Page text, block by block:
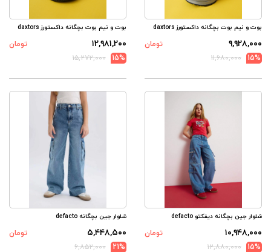
بوت و نیم بوت بچگانه داکستورز daxtors
۹,۹۲۸,۰۰۰
تومان
15%
۱۱,۶۸۰,۰۰۰
بوت و نیم بوت بچگانه داکستورز daxtors
۱۲,۹۸۱,۲۰۰
تومان
15%
۱۵,۲۷۲,۰۰۰
شلوار جین بچگانه دیفکتو defacto
۱۰,۹۴۸,۰۰۰
تومان
15%
۱۲,۸۸۰,۰۰۰
شلوار جین بچگانه defacto
۵,۴۴۸,۵۰۰
تومان
21%
۶,۸۵۲,۰۰۰